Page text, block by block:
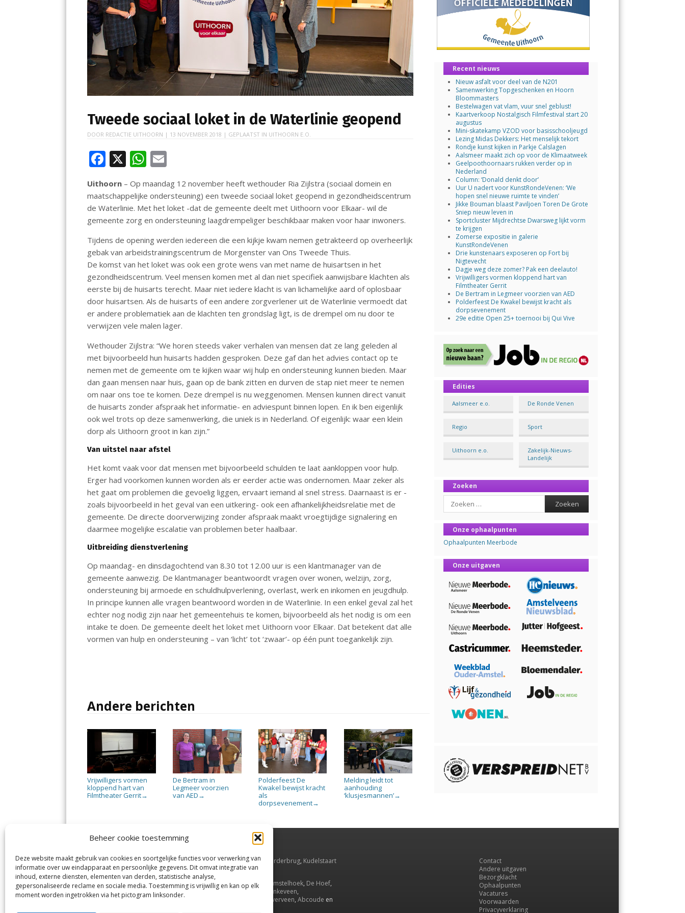
Beheer cookie toestemming
Deze website maakt gebruik van cookies en soortgelijke functies voor verwerking van
informatie over uw eindapparaat en persoonlijke gegevens. Dit omvat integratie van
inhoud, externe diensten, elementen van derden, statistische analyse,
gepersonaliseerde reclame en sociale media. Toestemming is vrijwillig en kan op elk
moment worden ingetrokken via het pictogram linksonder.
Tweede sociaal loket in de Waterlinie geopend
DOOR REDACTIE UITHOORN | 13 NOVEMBER 2018 | GEPLAATST IN UITHOORN E.O.
F
ac
e
b
o
o
k
X W
h
at
s
A
p
p
ai
l
Uithoorn – Op maandag 12 november heeft wethouder Ria Zijlstra (sociaal domein en
maatschappelijke ondersteuning) een tweede sociaal loket geopend in gezondheidscentrum
de Waterlinie. Met het loket -dat de gemeente deelt met Uithoorn voor Elkaar- wil de
gemeente zorg en ondersteuning laagdrempeliger beschikbaar maken voor haar inwoners.
Tijdens de opening werden iedereen die een kijkje kwam nemen getrakteerd op overheerlijk
gebak van arbeidstrainingscentrum de Morgenster van Ons Tweede Thuis.
De komst van het loket was ook een grote wens van met name de huisartsen in het
gezondheidscentrum. Veel mensen komen met al dan niet specifiek aanwijsbare klachten als
eerste bij de huisarts terecht. Maar niet iedere klacht is van lichamelijke aard of oplosbaar
door huisartsen. Als de huisarts of een andere zorgverlener uit de Waterlinie vermoedt dat
er andere problematiek aan de klachten ten grondslag ligt, is de drempel om nu door te
verwijzen vele malen lager.
Wethouder Zijlstra: “We horen steeds vaker verhalen van mensen dat ze lang geleden al
met bijvoorbeeld hun huisarts hadden gesproken. Deze gaf dan het advies contact op te
nemen met de gemeente om te kijken waar wij hulp en ondersteuning kunnen bieden. Maar
dan gaan mensen naar huis, gaan op de bank zitten en durven de stap niet meer te nemen
om naar ons toe te komen. Deze drempel is nu weggenomen. Mensen kunnen direct vanuit
de huisarts zonder afspraak het informatie- en adviespunt binnen lopen. En ik ben eigenlijk
ook wel trots op deze samenwerking, die uniek is in Nederland. Of eigenlijk: waar een klein
dorp als Uithoorn groot in kan zijn.”
Van uitstel naar afstel
Het komt vaak voor dat mensen met bijvoorbeeld schulden te laat aankloppen voor hulp.
Erger had voorkomen kunnen worden als er eerder actie was ondernomen. Maar zeker als
het gaat om problemen die gevoelig liggen, ervaart iemand al snel stress. Daarnaast is er -
zoals bijvoorbeeld in het geval van een uitkering- ook een afhankelijkheidsrelatie met de
gemeente. De directe doorverwijzing zonder afspraak maakt vroegtijdige signalering en
daarmee mogelijke escalatie van problemen beter haalbaar.
Uitbreiding dienstverlening
Op maandag- en dinsdagochtend van 8.30 tot 12.00 uur is een klantmanager van de
gemeente aanwezig. De klantmanager beantwoordt vragen over wonen, welzijn, zorg,
ondersteuning bij armoede en schuldhulpverlening, overlast, werk en inkomen en jeugdhulp.
In principe kunnen alle vragen beantwoord worden in de Waterlinie. In een enkel geval zal het
echter nog nodig zijn naar het gemeentehuis te komen, bijvoorbeeld als het nodig is om een
intake te doen. De gemeente deelt het loket met Uithoorn voor Elkaar. Dat betekent dat alle
vormen van hulp en ondersteuning – van ‘licht’ tot ‘zwaar’- op één punt toegankelijk zijn.
Andere berichten
Vrijwilligers vormen
kloppend hart van
Filmtheater Gerrit→
De Bertram in
Legmeer voorzien
van AED →
Polderfeest De
Kwakel bewijst kracht
als
dorpsevenement→
Melding leidt tot
aanhouding
‘klusjesmannen’→
Recent nieuws
Nieuw asfalt voor deel van de N201
Samenwerking Topgeschenken en Hoorn
Bloommasters
Bestelwagen vat vlam, vuur snel geblust!
Kaartverkoop Nostalgisch Filmfestival start 20
augustus
Mini-skatekamp VZOD voor basisschooljeugd
Lezing Midas Dekkers: Het menselijk tekort
Rondje kunst kijken in Parkje Calslagen
Aalsmeer maakt zich op voor de Klimaatweek
Geelpoothoornaars rukken verder op in
Nederland
Column: ‘Donald denkt door’
Uur U nadert voor KunstRondeVenen: ‘We
hopen snel nieuwe ruimte te vinden’
Jikke Bouman blaast Paviljoen Toren De Grote
Sniep nieuw leven in
Sportcluster Mijdrechtse Dwarsweg lijkt vorm
te krijgen
Zomerse expositie in galerie
KunstRondeVenen
Drie kunstenaars exposeren op Fort bij
Nigtevecht
Dagje weg deze zomer? Pak een deelauto!
Vrijwilligers vormen kloppend hart van
Filmtheater Gerrit
De Bertram in Legmeer voorzien van AED
Polderfeest De Kwakel bewijst kracht als
dorpsevenement
29e editie Open 25+ toernooi bij Qui Vive
Edities
Aalsmeer e.o. De Ronde Venen
Regio Sport
Uithoorn e.o.
Zakelijk-Nieuws-
Landelijk
Zoeken
Search
Onze ophaalpunten
Ophaalpunten Meerbode
Onze uitgaven
De Nieuwe Meerbode
Visserstraat 10
1431 GJ Aalsmeer
0297-341900
info@meerbode.nl
Aalsmeer,Aalsmeerderbrug, Kudelstaart
enOude Meer
De Ronde Venen
Amstelhoek, De Hoef,
Mijdrecht , Vinkeveen,
Waverveen, Abcoude en
Contact
Andere uitgaven
Bezorgklacht
Ophaalpunten
Vacatures
Voorwaarden
Privacyverklaring